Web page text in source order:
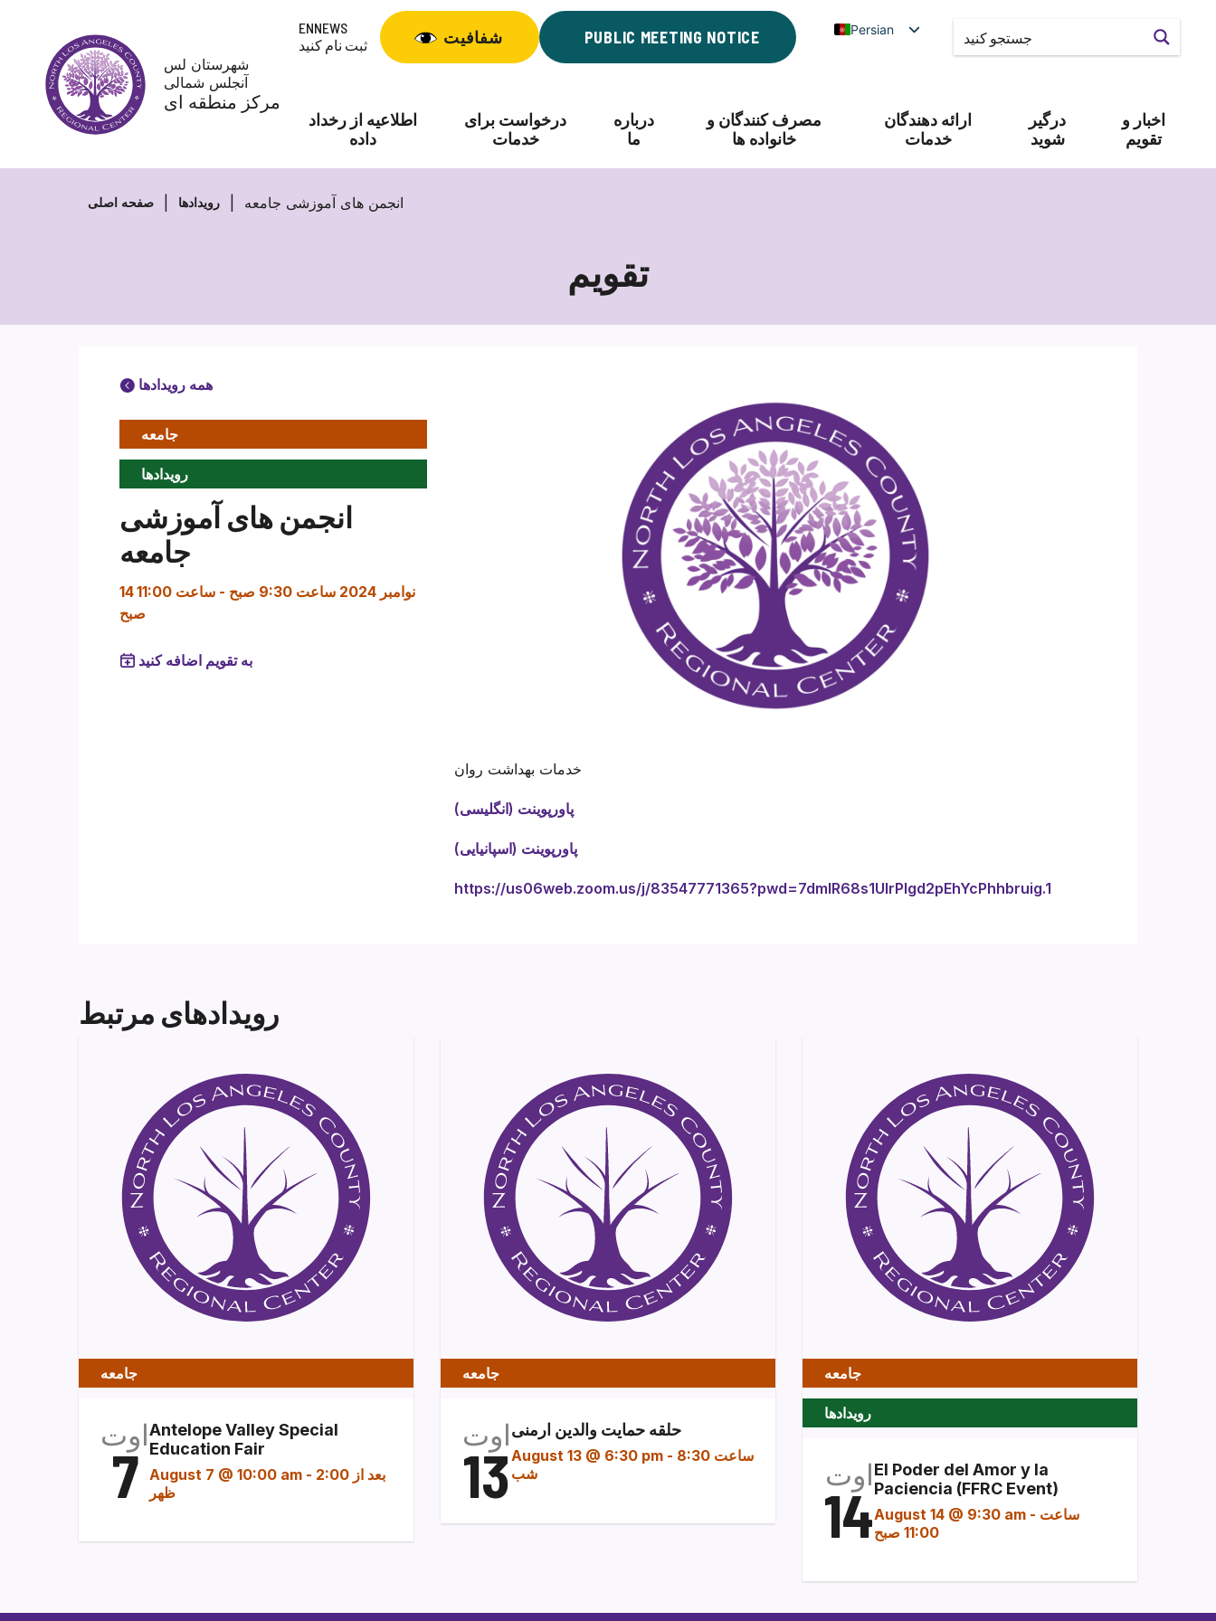
content
شهرستان لس
آنجلس شمالی
مرکز منطقه ای
ENNEWS
ثبت نام کنید
شفافیت PUBLIC MEETING NOTICE Persian
اطلاعیه از رخداد
داده
درخواست برای
خدمات
درباره
ما
مصرف کنندگان و
خانواده ها
ارائه دهندگان
خدمات
درگیر
شوید
اخبار و
تقویم
صفحه اصلی رویدادها انجمن های آموزشی جامعه
تقویم
همه رویدادها
جامعه
رویدادها
انجمن های آموزشی
جامعه
14 نوامبر 2024 ساعت 9:30 صبح -
ساعت 11:00
صبح
به تقویم اضافه کنید
خدمات بهداشت روان
پاورپوینت (انگلیسی)
پاورپوینت (اسپانیایی)
https://us06web.zoom.us/j/83547771365?pwd=7dmIR68s1UIrPIgd2pEhYcPhhbruig.1
رویدادهای مرتبط
جامعه
اوت
7
Antelope Valley Special
Education Fair
August 7 @ 10:00 am - 2:00 بعد از
ظهر
جامعه
اوت
13
حلقه حمایت والدین ارمنی
August 13 @ 6:30 pm - ساعت 8:30
شب
جامعه
رویدادها
اوت
14
El Poder del Amor y la
Paciencia (FFRC Event)
August 14 @ 9:30 am - ساعت
11:00 صبح